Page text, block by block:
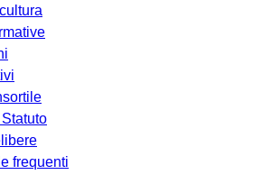
Statuto
frequenti